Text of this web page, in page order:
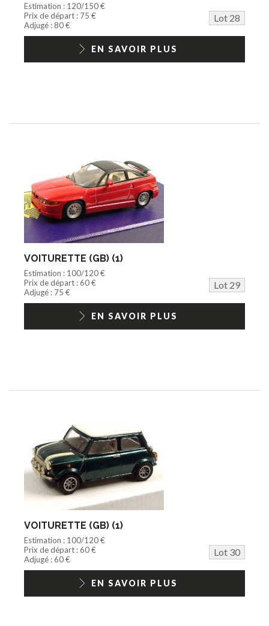
Estimation : 120/150 €
Prix de départ : 75 €
Lot 28
Adjugé : 80 €
EN SAVOIR PLUS
VOITURETTE (GB) (1)
Estimation : 100/120 €
Prix de départ : 60 €
Lot 29
Adjugé : 75 €
EN SAVOIR PLUS
VOITURETTE (GB) (1)
Estimation : 100/120 €
Prix de départ : 60 €
Lot 30
Adjugé : 60 €
EN SAVOIR PLUS